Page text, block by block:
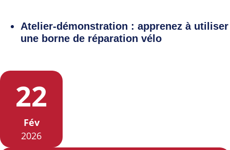
Atelier-démonstration : apprenez à utiliser
une borne de réparation vélo
22
Fév
2026